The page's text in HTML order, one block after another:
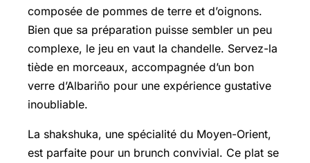
composée de pommes de terre et d’oignons.
Bien que sa préparation puisse sembler un peu
complexe, le jeu en vaut la chandelle. Servez-la
tiède en morceaux, accompagnée d’un bon
verre d’Albariño pour une expérience gustative
inoubliable.
La shakshuka, une spécialité du Moyen-Orient,
est parfaite pour un brunch convivial. Ce plat se